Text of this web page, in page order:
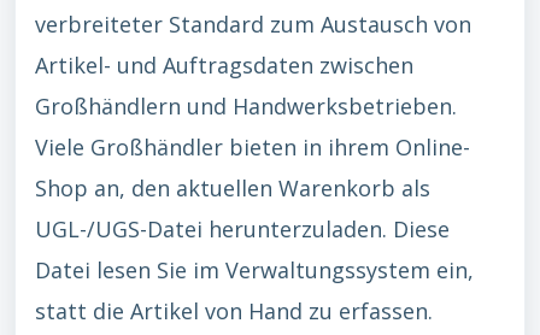
verbreiteter Standard zum Austausch von
Artikel- und Auftragsdaten zwischen
Großhändlern und Handwerksbetrieben.
Viele Großhändler bieten in ihrem Online-
Shop an, den aktuellen Warenkorb als
UGL-/UGS-Datei herunterzuladen. Diese
Datei lesen Sie im Verwaltungssystem ein,
statt die Artikel von Hand zu erfassen.